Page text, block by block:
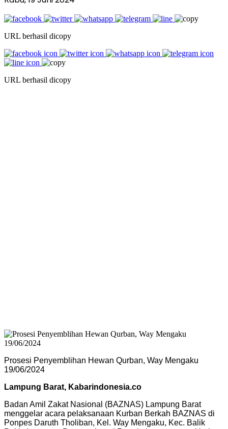
URL berhasil dicopy
URL berhasil dicopy
Prosesi Penyemblihan Hewan Qurban, Way Mengaku
19/06/2024
Lampung Barat, Kabarindonesia.co
Badan Amil Zakat Nasional (BAZNAS) Lampung Barat
menggelar acara pelaksanaan Kurban Berkah BAZNAS di
Ponpes Daruth Tholiban, Kel. Way Mengaku, Kec. Balik